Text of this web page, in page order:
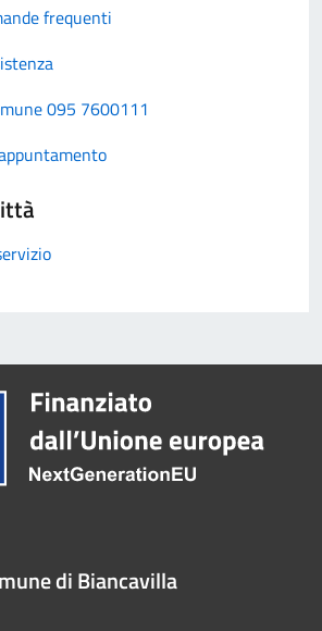
frequenti
095 7600111
di Biancavilla